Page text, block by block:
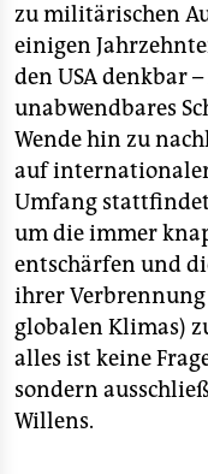
zu militärischen
einigen
den USA denkbar
unabwendbares
Wende hin zu
auf
Umfang
um die immer
entschärfen und
ihrer Verbrennung
globalen Klimas)
alles ist keine
sondern
Willens.